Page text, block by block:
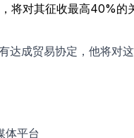
将对其征收最高40%
成贸易协定，他将
体平台